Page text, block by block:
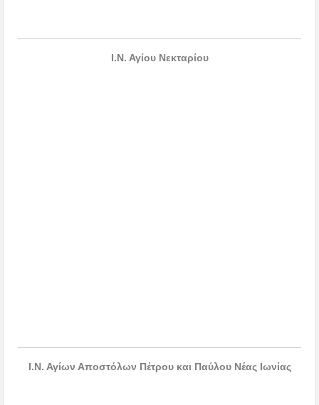
Ι.Ν. Αγίου Νεκταρίου
Ι.Ν. Αγίων Αποστόλων Πέτρου και Παύλου Νέας Ιωνίας